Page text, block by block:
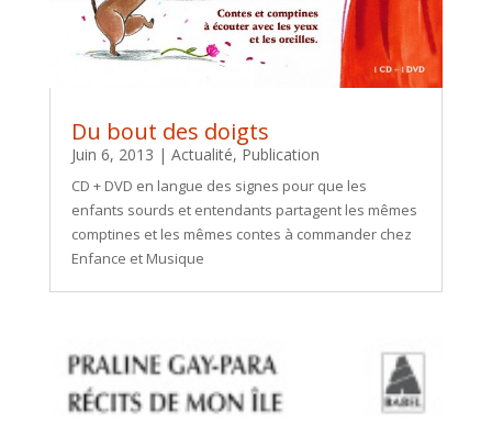
Du bout des doigts
Juin 6, 2013 | Actualité, Publication
CD + DVD en langue des signes pour que les
enfants sourds et entendants partagent les mêmes
comptines et les mêmes contes à commander chez
Enfance et Musique